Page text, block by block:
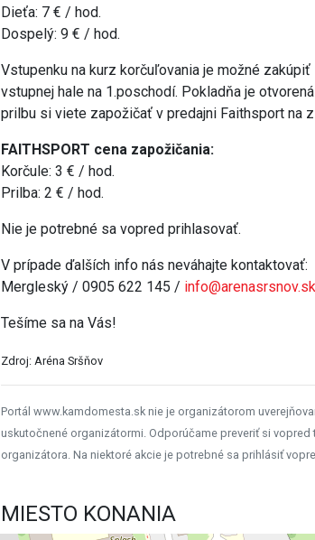
Dieťa: 7 € / hod.
Dospelý: 9 € / hod.
Vstupenku na kurz korčuľovania je možné
vstupnej hale na 1.poschodí. Pokladňa je
prilbu si viete zapožičať v predajni Faithsport na
FAITHSPORT cena zapožičania:
Korčule: 3 € / hod.
Prilba: 2 € / hod.
Nie je potrebné sa vopred prihlasovať.
V prípade ďalších info nás neváhajte kontaktovať:
Mergleský / 0905 622 145 / info@arenasrsnov.sk
Tešíme sa na Vás!
Zdroj: Aréna Sršňov
Portál www.kamdomesta.sk nie je organizátorom
uskutočnené organizátormi. Odporúčame preveriť si
organizátora. Na niektoré akcie je potrebné sa prihlásiť
MIESTO KONANIA